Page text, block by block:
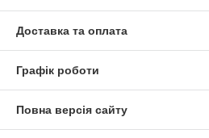
Доставка та оплата
Графік роботи
Повна версія сайту